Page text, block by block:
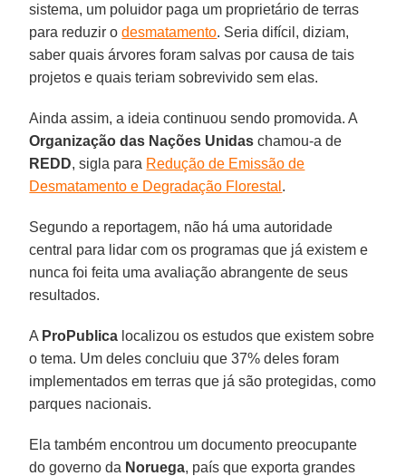
sistema, um poluidor paga um proprietário de terras
para reduzir odesmatamento. Seria difícil, diziam,
saber quais árvores foram salvas por causa de tais
projetos e quais teriam sobrevivido sem elas.
Ainda assim, a ideia continuou sendo promovida. A
Organização das Nações Unidas chamou-a de
REDD, sigla para Redução de Emissão de
Desmatamento e Degradação Florestal .
Segundo a reportagem, não há uma autoridade
central para lidar com os programas que já existem e
nunca foi feita uma avaliação abrangente de seus
resultados.
A ProPublica localizou os estudos que existem sobre
o tema. Um deles concluiu que 37% deles foram
implementados em terras que já são protegidas, como
parques nacionais.
Ela também encontrou um documento preocupante
do governo da Noruega, país que exporta grandes